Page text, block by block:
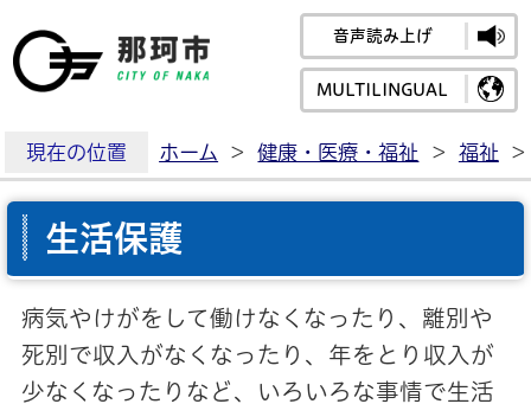
那珂市公式ホームペ
音声読み上げ
MULTILINGUAL
現在の位置 ホーム > 健康・医療・福祉 > 福祉 >
生活保護
病気やけがをして働けなくなったり、離別や
死別で収入がなくなったり、年をとり収入が
少なくなったりなど、いろいろな事情で生活